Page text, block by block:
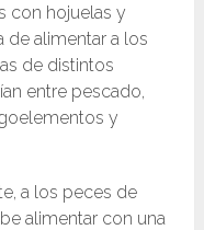
con hojuelas y
de alimentar a los
de distintos
entre pescado,
y
a los peces de
alimentar con una